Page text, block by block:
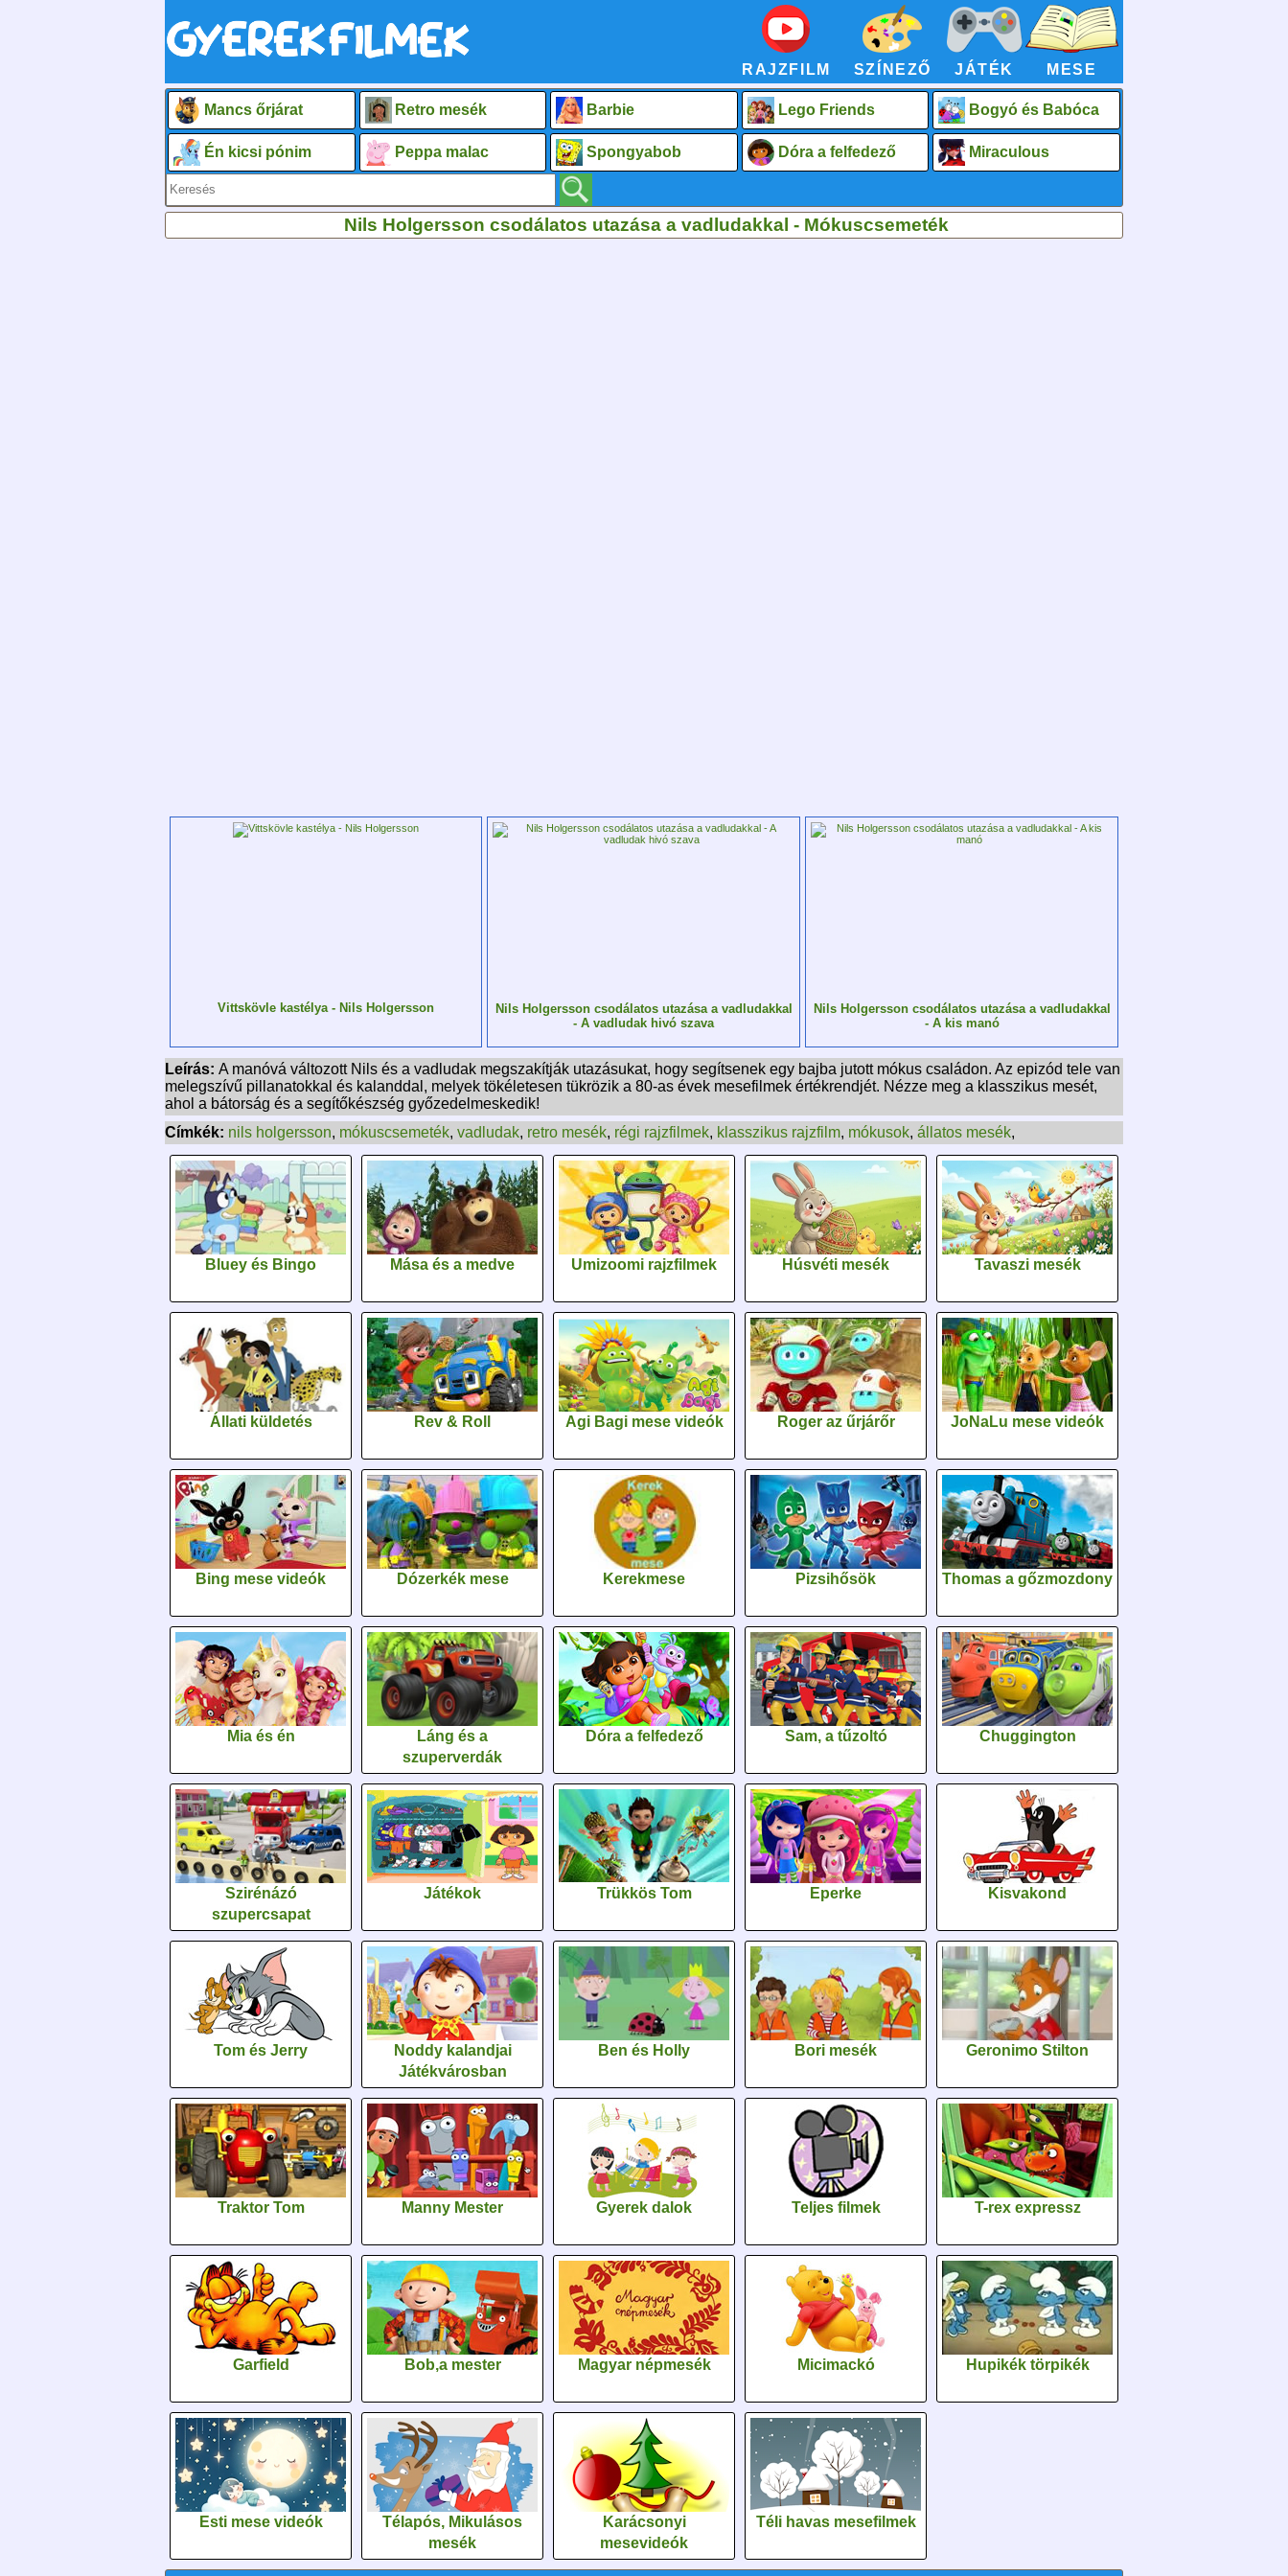
RAJZFILM SZÍNEZŐ JÁTÉK MESE
Mancs őrjárat Retro mesék Barbie Lego Friends Bogyó és Babóca
Én kicsi pónim Peppa malac Spongyabob Dóra a felfedező Miraculous
Nils Holgersson csodálatos utazása a vadludakkal - Mókuscsemeték
Vittskövle kastélya - Nils Holgersson
Nils Holgersson csodálatos utazása a vadludakkal
- A vadludak hivó szava
Nils Holgersson csodálatos utazása a vadludakkal
- A kis manó
Leírás: A manóvá változott Nils és a vadludak megszakítják utazásukat, hogy segítsenek egy bajba jutott mókus családon. Az epizód tele van
melegszívű pillanatokkal és kalanddal, melyek tökéletesen tükrözik a 80-as évek mesefilmek értékrendjét. Nézze meg a klasszikus mesét,
ahol a bátorság és a segítőkészség győzedelmeskedik!
Címkék: nils holgersson, mókuscsemeték, vadludak, retro mesék, régi rajzfilmek, klasszikus rajzfilm, mókusok, állatos mesék,
Bluey és Bingo Mása és a medve Umizoomi rajzfilmek Húsvéti mesék Tavaszi mesék
Állati küldetés Rev & Roll Agi Bagi mese videók Roger az űrjárőr JoNaLu mese videók
Bing mese videók Dózerkék mese Kerekmese Pizsihősök Thomas a gőzmozdony
Mia és én
Láng és a
szuperverdák
Dóra a felfedező Sam, a tűzoltó Chuggington
Szirénázó
szupercsapat
Játékok Trükkös Tom Eperke Kisvakond
Tom és Jerry
Noddy kalandjai
Játékvárosban
Ben és Holly Bori mesék Geronimo Stilton
Traktor Tom Manny Mester Gyerek dalok Teljes filmek T-rex expressz
Garfield Bob,a mester Magyar népmesék Micimackó Hupikék törpikék
Esti mese videók
Télapós, Mikulásos
mesék
Karácsonyi
mesevideók
Téli havas mesefilmek